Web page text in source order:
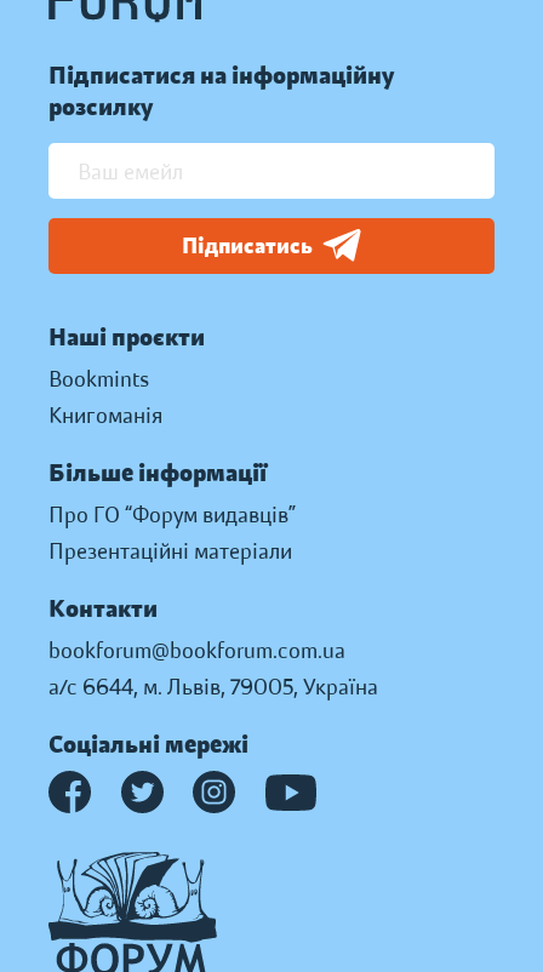
Підписатися на інформаційну
розсилку
Підписатись
Наші проєкти
Bookmints
Книгоманія
Більше інформації
Про ГО “Форум видавців”
Презентаційні матеріали
Контакти
bookforum@bookforum.com.ua
а/с 6644, м. Львів, 79005, Україна
Соціальні мережі